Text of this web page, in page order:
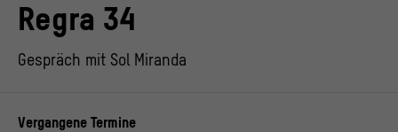
Regra 34
Gespräch mit Sol Miranda
Vergangene Termine